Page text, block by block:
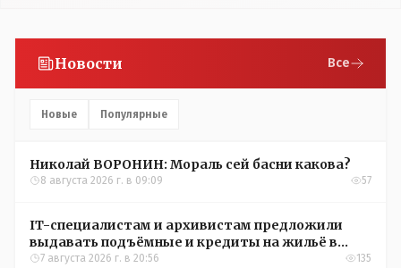
Новости Все
Новые Популярные
Николай ВОРОНИН: Мораль сей басни какова?
8 августа 2026 г. в 09:09 57
IT-специалистам и архивистам предложили
выдавать подъёмные и кредиты на жильё в
сёлах Казахстана
7 августа 2026 г. в 20:56 135